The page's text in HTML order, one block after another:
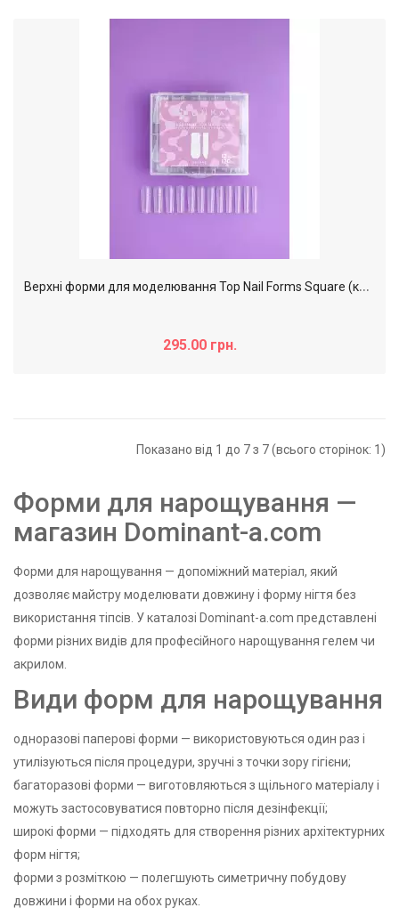
В
ерхні форми для моделювання Top Nail Forms Square (квадрат) DNKa,120pcs
295.00 грн.
Показано від 1 до 7 з 7 (всього сторінок: 1)
Форми для нарощування —
магазин Dominant-a.com
Форми для нарощування — допоміжний матеріал, який
дозволяє майстру моделювати довжину і форму нігтя без
використання тіпсів. У каталозі Dominant-a.com представлені
форми різних видів для професійного нарощування гелем чи
акрилом.
Види форм для нарощування
одноразові паперові форми — використовуються один раз і
утилізуються після процедури, зручні з точки зору гігієни;
багаторазові форми — виготовляються з щільного матеріалу і
можуть застосовуватися повторно після дезінфекції;
широкі форми — підходять для створення різних архітектурних
форм нігтя;
форми з розміткою — полегшують симетричну побудову
довжини і форми на обох руках.